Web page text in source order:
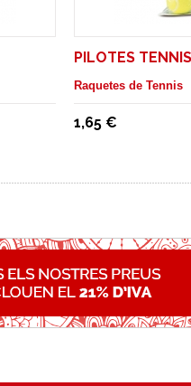
PILOTES
Raquetes de Tennis
1,65 €